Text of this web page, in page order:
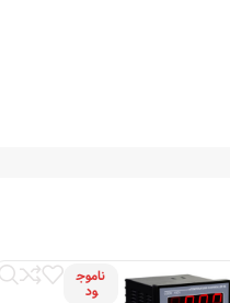
ناموج
ود